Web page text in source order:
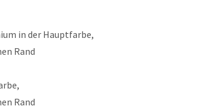
in der Hauptfarbe,
Rand
Rand